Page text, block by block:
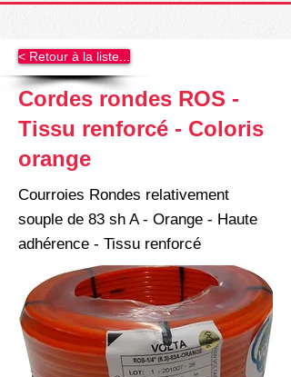
< Retour à la liste...
Cordes rondes ROS -
Tissu renforcé - Coloris
orange
Courroies Rondes relativement
souple de 83 sh A - Orange - Haute
adhérence - Tissu renforcé